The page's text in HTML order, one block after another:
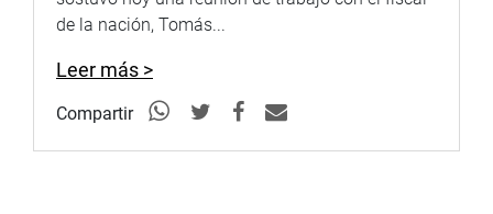
de la nación, Tomás...
Leer más >
Compartir